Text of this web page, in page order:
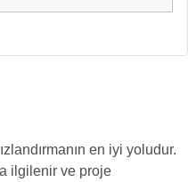
en iyi yoludur.
ilgilenir ve proje